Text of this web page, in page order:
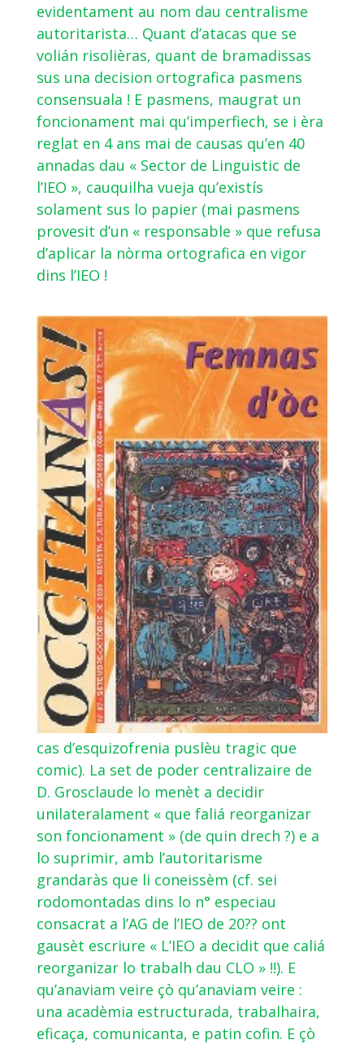
evidentament au nom dau centralisme
autoritarista… Quant d’atacas que se
volián risolièras, quant de bramadissas
sus una decision ortografica pasmens
consensuala ! E pasmens, maugrat un
foncionament mai qu’imperfiech, se i èra
reglat en 4 ans mai de causas qu’en 40
annadas dau « Sector de Linguistic de
l’IEO », cauquilha vueja qu’existís
solament sus lo papier (mai pasmens
provesit d’un « responsable » que refusa
d’aplicar la nòrma ortografica en vigor
dins l’IEO !
cas d’esquizofrenia puslèu tragic que
comic). La set de poder centralizaire de
D. Grosclaude lo menèt a decidir
unilateralament « que faliá reorganizar
son foncionament » (de quin drech ?) e a
lo suprimir, amb l’autoritarisme
grandaràs que li coneissèm (cf. sei
rodomontadas dins lo n° especiau
consacrat a l’AG de l’IEO de 20?? ont
gausèt escriure « L’IEO a decidit que caliá
reorganizar lo trabalh dau CLO » !!). E
qu’anaviam veire çò qu’anaviam veire :
una acadèmia estructurada, trabalhaira,
eficaça, comunicanta, e patin cofin. E çò